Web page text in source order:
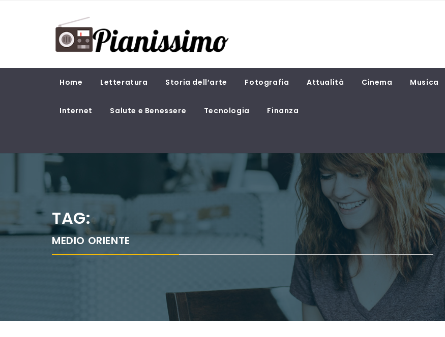
PIANISSIMO
Home Letteratura Storia dell’arte Fotografia Attualità Cinema Musica
Internet Salute e Benessere Tecnologia Finanza
TAG:
MEDIO ORIENTE